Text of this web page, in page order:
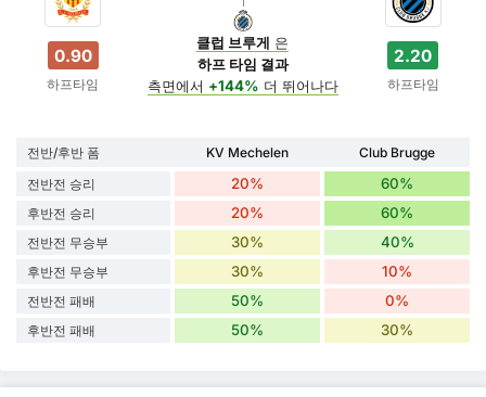
0.90
하프타임
클럽 브루게 은
하프 타임 결과
측면에서 +144% 더 뛰어나다
2.20
하프타임
전반/후반 폼 KV Mechelen
Club Brugge
전반전 승리
20% 60%
후반전 승리 20% 60%
전반전 무승부 30% 40%
후반전 무승부 30% 10%
전반전 패배 50% 0%
후반전 패배 50% 30%